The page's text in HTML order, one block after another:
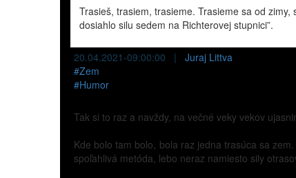
Trasieš, trasiem, trasieme. Trasieme sa od
dosiahlo silu sedem na Richterovej stupnici”.
20.04.2021-09:00:00 | Juraj Littva
#Zem
#Humor
Tak si to raz a navždy, na večné veky vekov
Kde bolo tam bolo, bola raz jedna trasúca sa
spoľahlivá metóda, lebo neraz namiesto sily